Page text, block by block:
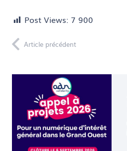
Post Views: 7 900
Article précédent